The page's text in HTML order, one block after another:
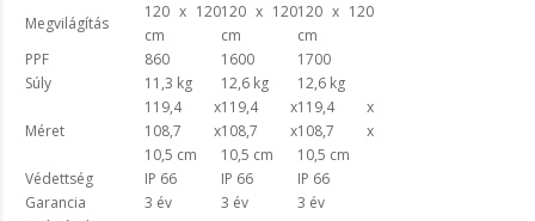
Megvilágítás
120 x 120
cm
120 x 120
cm
120 x 120
cm
PPF
860 1600
1700
Súly
11,3 kg 12,6 kg 12,6 kg
Méret
119,4 x
108,7 x
10,5 cm
119,4 x
108,7 x
10,5 cm
119,4 x
108,7 x
10,5 cm
Védettség
IP 66 IP 66
IP 66
Garancia
3 év 3 év
3 év